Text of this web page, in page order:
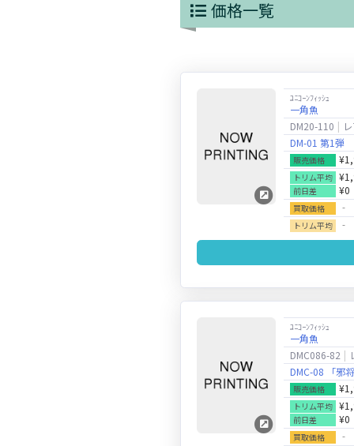
価格一覧
ﾕﾆｺｰﾝﾌｨｯｼｭ
一角魚
DM20-110
DM-01 第1弾
販売価格
トリム平均
前日差 ¥0
買取価格 ‐
トリム平均 ‐
ﾕﾆｺｰﾝﾌｨｯｼｭ
一角魚
DMC086-82
DMC-08 「邪
販売価格
トリム平均
前日差 ¥0
買取価格 ‐